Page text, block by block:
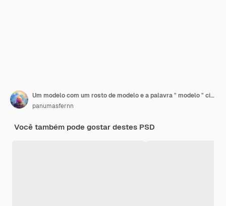
Um modelo com um rosto de modelo e a palavra " modelo " citada no rosto
panumasfernn
Você também pode gostar destes PSD